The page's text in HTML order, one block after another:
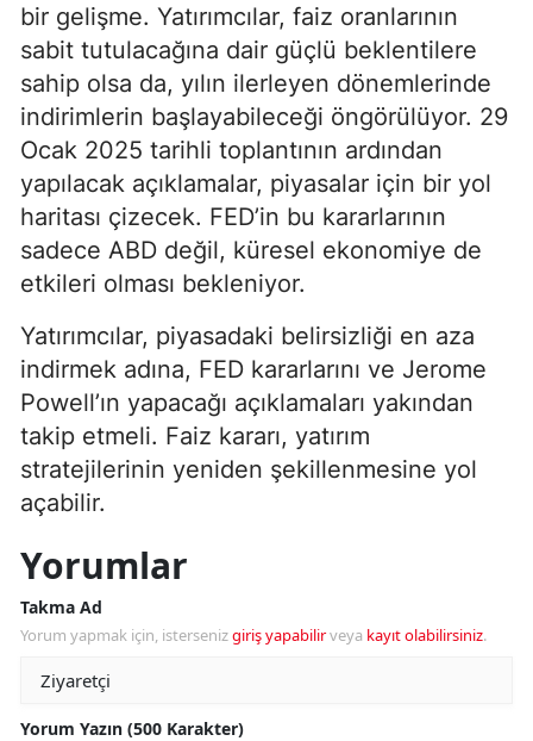
bir gelişme. Yatırımcılar, faiz oranlarının
sabit tutulacağına dair güçlü beklentilere
sahip olsa da, yılın ilerleyen dönemlerinde
indirimlerin başlayabileceği öngörülüyor. 29
Ocak 2025 tarihli toplantının ardından
yapılacak açıklamalar, piyasalar için bir yol
haritası çizecek. FED’in bu kararlarının
sadece ABD değil, küresel ekonomiye de
etkileri olması bekleniyor.
Yatırımcılar, piyasadaki belirsizliği en aza
indirmek adına, FED kararlarını ve Jerome
Powell’ın yapacağı açıklamaları yakından
takip etmeli. Faiz kararı, yatırım
stratejilerinin yeniden şekillenmesine yol
açabilir.
Yorumlar
Takma Ad
Yorum yapmak için, istersenizgiriş yapabilirveya kayıt olabilirsiniz.
Yorum Yazın (500 Karakter)